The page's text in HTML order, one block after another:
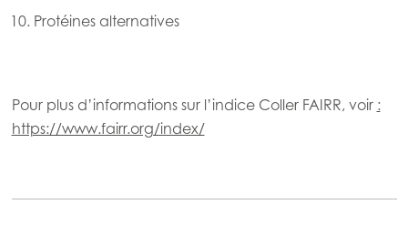
Protéines alternatives
Pour plus d’informations sur l’indice Coller FAIRR, voir :
https://www.fairr.org/index/